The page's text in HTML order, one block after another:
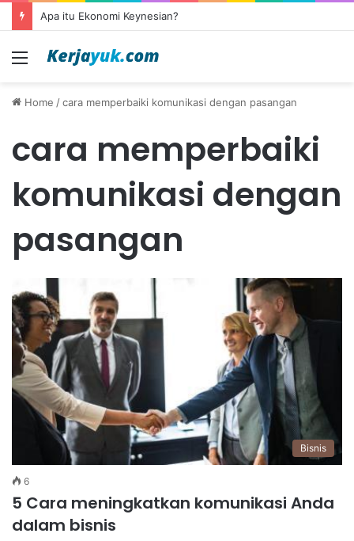
Apa itu Ekonomi Keynesian?
Menu
Home /cara memperbaiki komunikasi dengan pasangan
cara memperbaiki
komunikasi dengan
pasangan
Bisnis
6
5 Cara meningkatkan komunikasi Anda
dalam bisnis